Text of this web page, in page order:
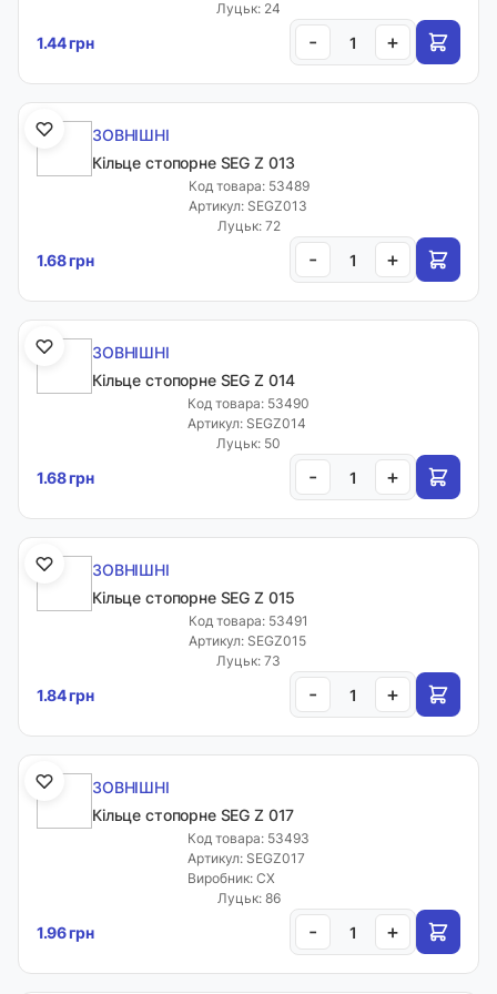
Луцьк: 24
1.44 грн - +
ЗОВНІШНІ
Кільце стопорне SEG Z 013
Код товара: 53489
Артикул: SEGZ013
Луцьк: 72
1.68 грн - +
ЗОВНІШНІ
Кільце стопорне SEG Z 014
Код товара: 53490
Артикул: SEGZ014
Луцьк: 50
1.68 грн - +
ЗОВНІШНІ
Кільце стопорне SEG Z 015
Код товара: 53491
Артикул: SEGZ015
Луцьк: 73
1.84 грн - +
ЗОВНІШНІ
Кільце стопорне SEG Z 017
Код товара: 53493
Артикул: SEGZ017
Виробник: CX
Луцьк: 86
1.96 грн - +